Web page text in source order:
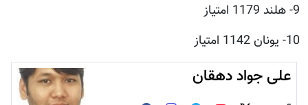
9- هلند 1179 امتياز
10- يونان 1142 امتياز
علی جواد دهقان